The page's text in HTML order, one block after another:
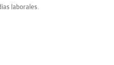
laborales.